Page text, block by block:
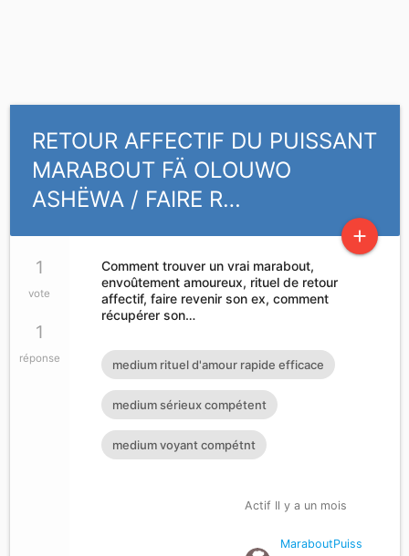
RETOUR AFFECTIF DU PUISSANT
MARABOUT FÄ OLOUWO
ASHËWA / FAIRE R…
add
1
vote
1
réponse
Comment trouver un vrai marabout,
envoûtement amoureux, rituel de retour
affectif, faire revenir son ex, comment
récupérer son…
medium rituel d'amour rapide efficace
medium sérieux compétent
medium voyant compétnt
Actif Il y a un mois
MaraboutPuiss